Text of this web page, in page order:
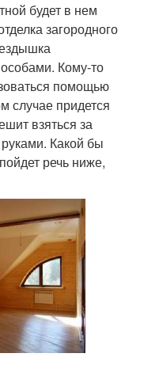
будет в нем
загородного
Кому-то
помощью
случае придется
взяться за
Какой бы
речь ниже,